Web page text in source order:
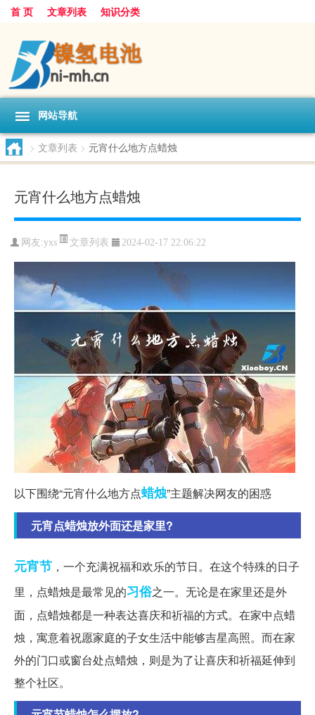
首 页 文章列表 知识分类
网站导航
> 文章列表 > 元宵什么地方点蜡烛
元宵什么地方点蜡烛
网友:yxs 文章列表 2024-02-17 22:06:22
以下围绕“元宵什么地方点蜡烛”主题解决网友的困惑
元宵点蜡烛放外面还是家里?
元宵节 ，一个充满祝福和欢乐的节日。在这个特殊的日子
里，点蜡烛是最常见的习俗之一。无论是在家里还是外
面，点蜡烛都是一种表达喜庆和祈福的方式。在家中点蜡
烛，寓意着祝愿家庭的子女生活中能够吉星高照。而在家
外的门口或窗台处点蜡烛，则是为了让喜庆和祈福延伸到
整个社区。